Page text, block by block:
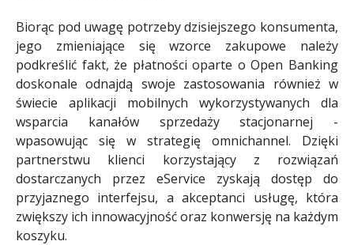
Biorąc pod uwagę potrzeby dzisiejszego konsumenta,
jego zmieniające się wzorce zakupowe należy
podkreślić fakt, że płatności oparte o Open Banking
doskonale odnajdą swoje zastosowania również w
świecie aplikacji mobilnych wykorzystywanych dla
wsparcia kanałów sprzedaży stacjonarnej -
wpasowując się w strategię omnichannel. Dzięki
partnerstwu klienci korzystający z rozwiązań
dostarczanych przez eService zyskają dostęp do
przyjaznego interfejsu, a akceptanci usługę, która
zwiększy ich innowacyjność oraz konwersję na każdym
koszyku.